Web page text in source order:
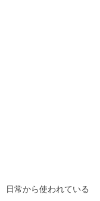
日常から使われている